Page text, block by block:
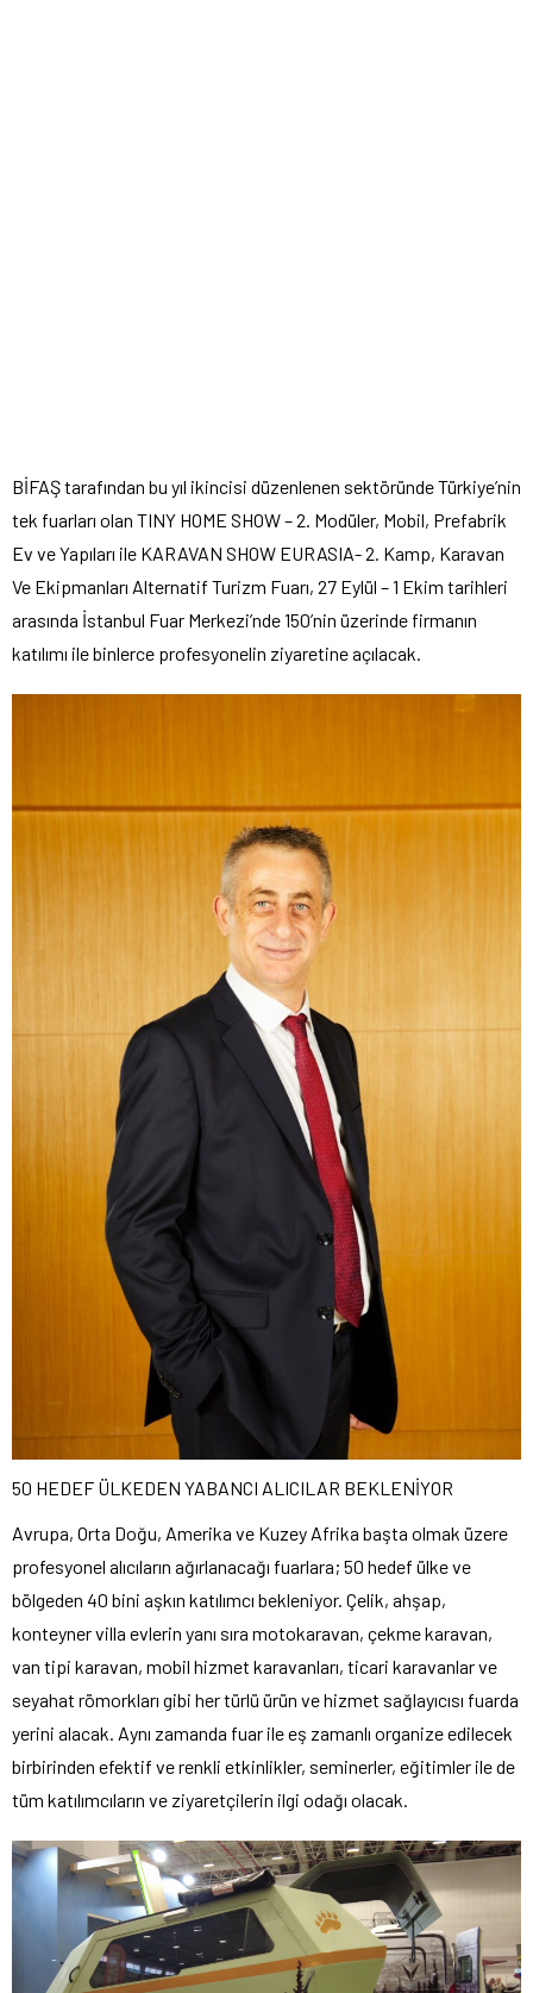
BİFAŞ tarafından bu yıl ikincisi düzenlenen sektöründe Türkiye’nin
tek fuarları olan TINY HOME SHOW – 2. Modüler, Mobil, Prefabrik
Ev ve Yapıları ile KARAVAN SHOW EURASIA- 2. Kamp, Karavan
Ve Ekipmanları Alternatif Turizm Fuarı, 27 Eylül – 1 Ekim tarihleri
arasında İstanbul Fuar Merkezi’nde 150’nin üzerinde firmanın
katılımı ile binlerce profesyonelin ziyaretine açılacak.
50 HEDEF ÜLKEDEN YABANCI ALICILAR BEKLENİYOR
Avrupa, Orta Doğu, Amerika ve Kuzey Afrika başta olmak üzere
profesyonel alıcıların ağırlanacağı fuarlara; 50 hedef ülke ve
bölgeden 40 bini aşkın katılımcı bekleniyor. Çelik, ahşap,
konteyner villa evlerin yanı sıra motokaravan, çekme karavan,
van tipi karavan, mobil hizmet karavanları, ticari karavanlar ve
seyahat römorkları gibi her türlü ürün ve hizmet sağlayıcısı fuarda
yerini alacak. Aynı zamanda fuar ile eş zamanlı organize edilecek
birbirinden efektif ve renkli etkinlikler, seminerler, eğitimler ile de
tüm katılımcıların ve ziyaretçilerin ilgi odağı olacak.